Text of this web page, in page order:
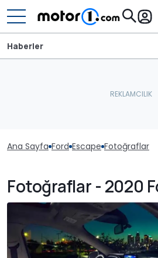
Haberler
Ana Sayfa Ford Escape Fotoğraflar
Fotoğraflar - 2020